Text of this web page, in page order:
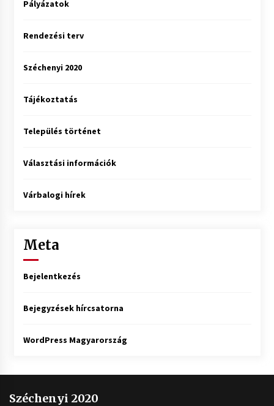
Pályázatok
Rendezési terv
Széchenyi 2020
Tájékoztatás
Település történet
Választási információk
Várbalogi hírek
Meta
Bejelentkezés
Bejegyzések hírcsatorna
WordPress Magyarország
Széchenyi 2020